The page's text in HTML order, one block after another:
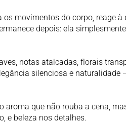
movimentos do corpo, reage à
depois: ela
notas atalcadas, florais
silenciosa e naturalidade
aroma que não rouba a cena,
e beleza nos detalhes.